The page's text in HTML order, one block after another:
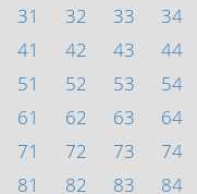
31
32 33 34
41
42 43 44
51
52 53 54
61
62 63 64
71
72 73 74
81
82 83 84